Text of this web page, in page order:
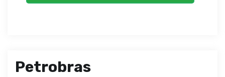
Petrobras